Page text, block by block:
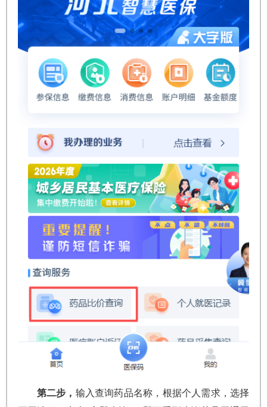
第二步， 输入查询药品名称，根据个人需求，选择